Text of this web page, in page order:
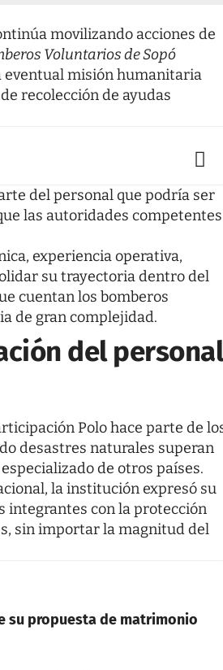
movilizando acciones de
Voluntarios de Sopó
eventual misión humanitaria
recolección de ayudas
del personal que podría ser
las autoridades competentes
experiencia operativa,
su trayectoria dentro del
cuentan los bomberos
de gran complejidad.
del personal
Polo hace parte de
desastres naturales superan
de otros países.
la institución expresó su
integrantes con la protección
sin importar la magnitud del
su propuesta de matrimonio